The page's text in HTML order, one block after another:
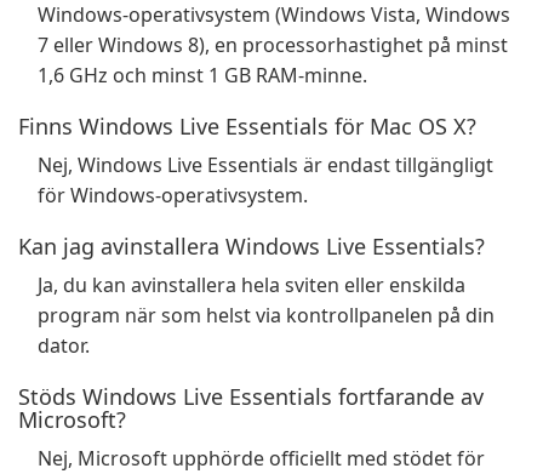
Windows-operativsystem (Windows Vista, Windows
7 eller Windows 8), en processorhastighet på minst
1,6 GHz och minst 1 GB RAM-minne.
Finns Windows Live Essentials för Mac OS X?
Nej, Windows Live Essentials är endast tillgängligt
för Windows-operativsystem.
Kan jag avinstallera Windows Live Essentials?
Ja, du kan avinstallera hela sviten eller enskilda
program när som helst via kontrollpanelen på din
dator.
Stöds Windows Live Essentials fortfarande av
Microsoft?
Nej, Microsoft upphörde officiellt med stödet för